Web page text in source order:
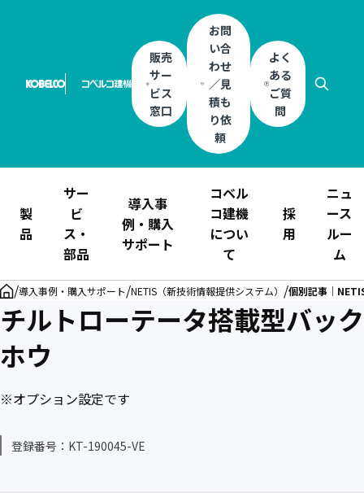
販売
サー
ビス
窓口
お問
い合
わせ
／見
積も
り依
頼
よく
ある
ご質
問
製
品
サー
ビ
ス・
部品
導入事
例・購入
サポート
コベル
コ建機
につい
て
採
用
ニュ
ース
ルー
ム
/導入事例・購入サポート/NETIS（新技術情報提供システム） /個別記事｜
チルトローテータ搭載型バック
ホウ
※オプション設定です
登録番号： KT-190045-VE